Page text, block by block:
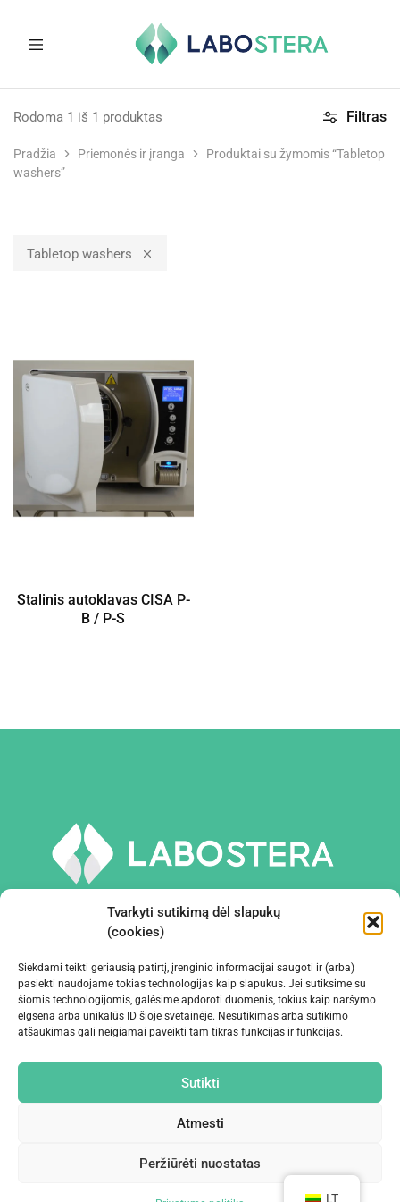
Tvarkyti sutikimą dėl slapukų
(cookies)
Siekdami teikti geriausią patirtį, įrenginio informacijai saugoti ir (arba)
pasiekti naudojame tokias technologijas kaip slapukus. Jei sutiksime su
šiomis technologijomis, galėsime apdoroti duomenis, tokius kaip naršymo
elgsena arba unikalūs ID šioje svetainėje. Nesutikimas arba sutikimo
atšaukimas gali neigiamai paveikti tam tikras funkcijas ir funkcijas.
Sutikti
Atmesti
Peržiūrėti nuostatas
ir
medicininė
Pradžia Priemonės ir įranga
Produktai su žymomis “Tabletop
washers”
Filtras
Rodoma 1 iš 1 produktas
Tabletop washers
Stalinis autoklavas CISA P-
B / P-S
PRIEMONĖS IR ĮRANGA
ĮMONĖ
LT